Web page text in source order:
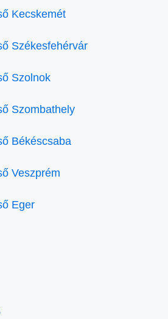
Kecskemét
Székesfehérvár
Szolnok
Szombathely
Békéscsaba
Veszprém
Eger